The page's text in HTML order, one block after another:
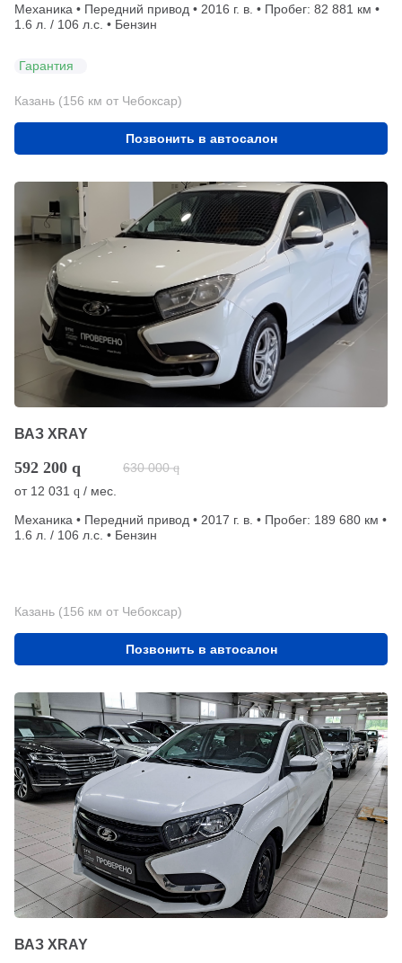
Механика • Передний привод • 2016 г. в. • Пробег: 82 881 км •
1.6 л. / 106 л.с. • Бензин
Гарантия
Казань (156 км от Чебоксар)
Позвонить в автосалон
ВАЗ XRAY
592 200 q 630 000 q
от 12 031 q / мес.
Механика • Передний привод • 2017 г. в. • Пробег: 189 680 км •
1.6 л. / 106 л.с. • Бензин
Казань (156 км от Чебоксар)
Позвонить в автосалон
ВАЗ XRAY